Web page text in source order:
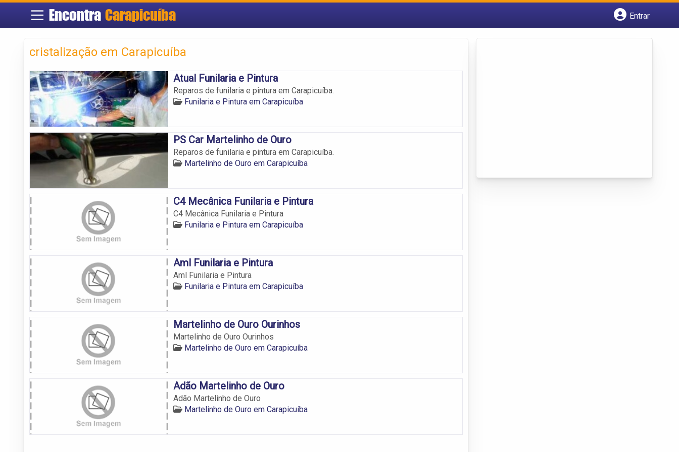
EncontraCarapicuíba
Entrar
cristalização em Carapicuíba
Atual Funilaria e Pintura
Reparos de funilaria e pintura em Carapicuíba.
Funilaria e Pintura em Carapicuíba
PS Car Martelinho de Ouro
Reparos de funilaria e pintura em Carapicuíba.
Martelinho de Ouro em Carapicuíba
C4 Mecânica Funilaria e Pintura
C4 Mecânica Funilaria e Pintura
Funilaria e Pintura em Carapicuíba
Aml Funilaria e Pintura
Aml Funilaria e Pintura
Funilaria e Pintura em Carapicuíba
Martelinho de Ouro Ourinhos
Martelinho de Ouro Ourinhos
Martelinho de Ouro em Carapicuíba
Adão Martelinho de Ouro
Adão Martelinho de Ouro
Martelinho de Ouro em Carapicuíba